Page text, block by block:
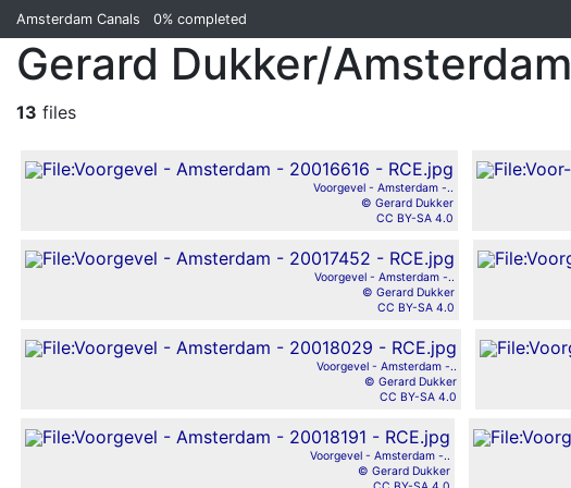
Amsterdam Canals 0% completed
Gerard Dukker/Amsterdam
13 files
Voorgevel - Amsterdam -..
© Gerard Dukker
CC BY-SA 4.0
Voorgevel - Amsterdam -..
© Gerard Dukker
CC BY-SA 4.0
Voorgevel - Amsterdam -..
© Gerard Dukker
CC BY-SA 4.0
Voorgevel - Amsterdam -..
© Gerard Dukker